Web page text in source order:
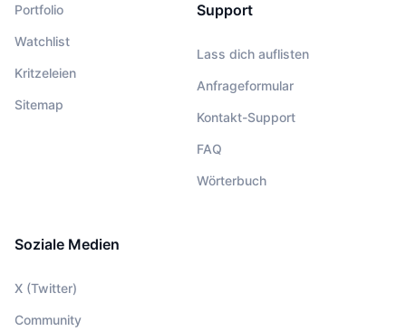
Portfolio
Watchlist
Kritzeleien
Sitemap
Support
Lass dich auflisten
Anfrageformular
Kontakt-Support
FAQ
Wörterbuch
Soziale Medien
X (Twitter)
Community